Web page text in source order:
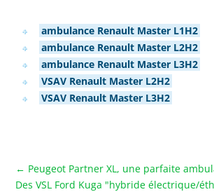
ambulance Renault Master L1H2
ambulance Renault Master L2H2
ambulance Renault Master L3H2
VSAV Renault Master L2H2
VSAV Renault Master L3H2
← Peugeot Partner XL, une parfaite
Des VSL Ford Kuga "hybride électrique/